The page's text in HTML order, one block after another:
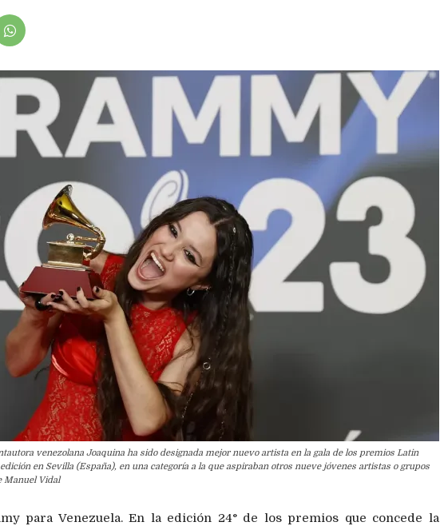
venezolana Joaquina ha sido designada mejor nuevo artista en la gala de los premios Latin
en Sevilla (España), en una categoría a la que aspiraban otros nueve jóvenes artistas o grupos
Manuel Vidal
para Venezuela. En la edición 24° de los premios que concede la